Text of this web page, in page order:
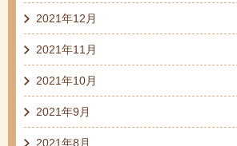
2021年12月
2021年11月
2021年10月
2021年9月
2021年8月